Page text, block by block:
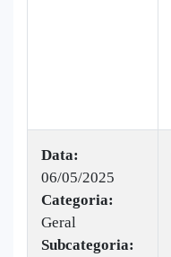
Data:
06/05/2025
Categoria:
Geral
Subcategoria: